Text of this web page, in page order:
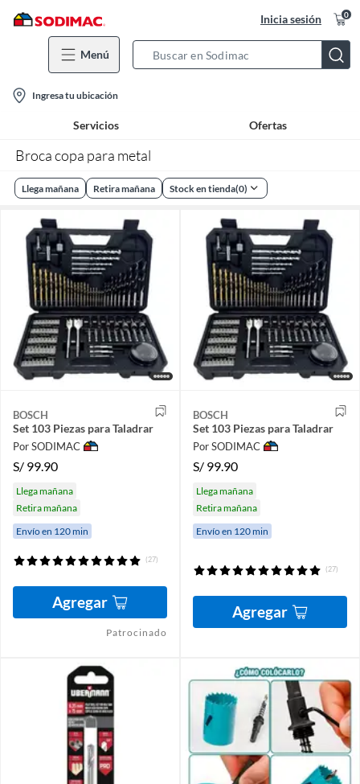
Inicia sesión 0
Menú
Bar
location-
icon
Ingresa tu ubicación
Servicios Ofertas
Broca copa para metal
Llega mañana Retira mañana Stock en tienda(0)
BOSCH
Set 103 Piezas para Taladrar
Por SODIMAC
S/ 99.90
Llega mañana
Retira mañana
Envío en 120 min
(27)
Agregar
Patrocinado
BOSCH
Set 103 Piezas para Taladrar
Por SODIMAC
S/ 99.90
Llega mañana
Retira mañana
Envío en 120 min
(27)
Agregar